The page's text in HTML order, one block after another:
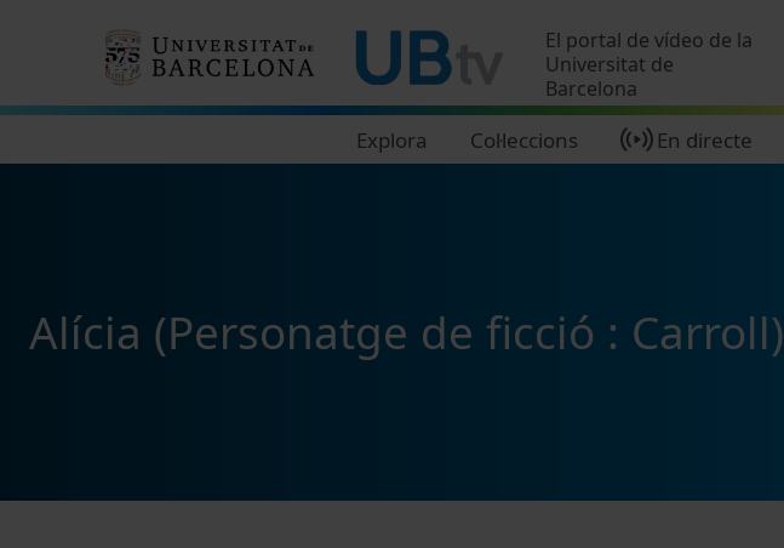
El portal de vídeo de la
Universitat de
Barcelona
Explora Col·leccions En directe
Alícia (Personatge de ficció : Carroll)